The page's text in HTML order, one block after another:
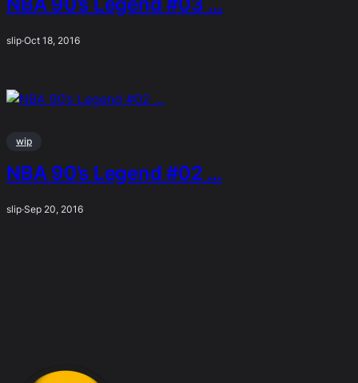
slip·Oct 18, 2016
wip
NBA 90’s Legend #02 …
slip·Sep 20, 2016